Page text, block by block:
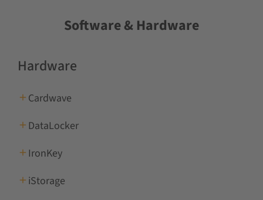
Software & Hardware
Hardware
Cardwave
DataLocker
IronKey
iStorage